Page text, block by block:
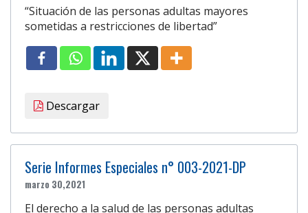
“Situación de las personas adultas mayores
sometidas a restricciones de libertad”
Descargar
Serie Informes Especiales n° 003-2021-DP
marzo 30,2021
El derecho a la salud de las personas adultas